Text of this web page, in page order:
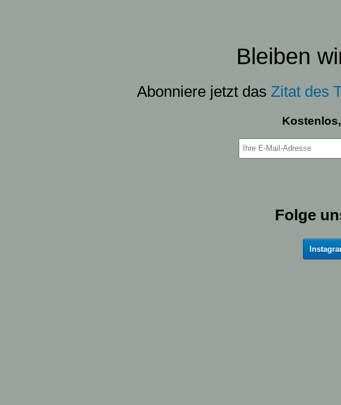
Bleiben
Abonniere jetzt das Zitat des
Folge